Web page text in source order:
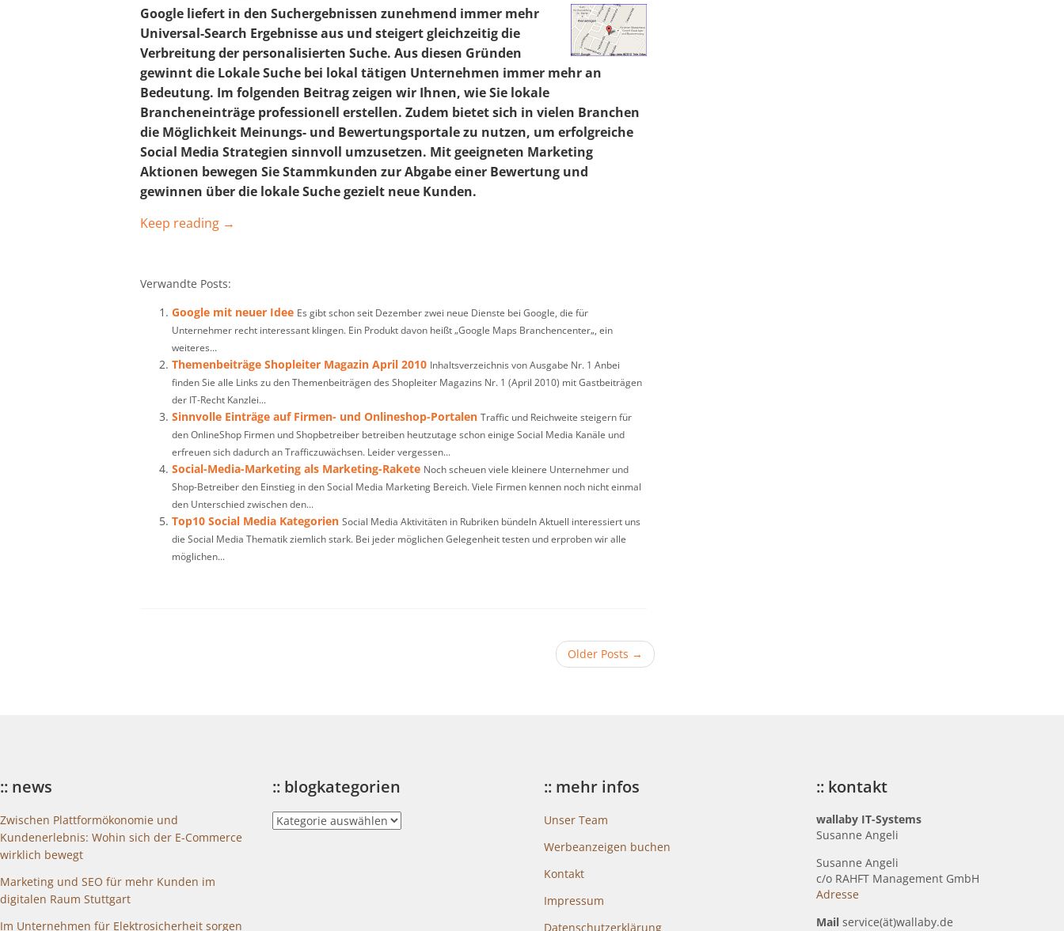
Google liefert in den Suchergebnissen zunehmend immer mehr
Universal-Search Ergebnisse aus und steigert gleichzeitig die
Verbreitung der personalisierten Suche. Aus diesen Gründen
gewinnt die Lokale Suche bei lokal tätigen Unternehmen immer mehr an
Bedeutung. Im folgenden Beitrag zeigen wir Ihnen, wie Sie lokale
Brancheneinträge professionell erstellen. Zudem bietet sich in vielen Branchen
die Möglichkeit Meinungs- und Bewertungsportale zu nutzen, um erfolgreiche
Social Media Strategien sinnvoll umzusetzen. Mit geeigneten Marketing
Aktionen bewegen Sie Stammkunden zur Abgabe einer Bewertung und
gewinnen über die lokale Suche gezielt neue Kunden.
Keep reading →
Verwandte Posts:
Google mit neuer Idee Es gibt schon seit Dezember zwei neue Dienste bei Google, die für
Unternehmer recht interessant klingen. Ein Produkt davon heißt „Google Maps Branchencenter„, ein
weiteres...
Themenbeiträge Shopleiter Magazin April 2010 Inhaltsverzeichnis von Ausgabe Nr. 1 Anbei
finden Sie alle Links zu den Themenbeiträgen des Shopleiter Magazins Nr. 1 (April 2010) mit Gastbeiträgen
der IT-Recht Kanzlei...
Sinnvolle Einträge auf Firmen- und Onlineshop-Portalen Traffic und Reichweite steigern für
den OnlineShop Firmen und Shopbetreiber betreiben heutzutage schon einige Social Media Kanäle und
erfreuen sich dadurch an Trafficzuwächsen. Leider vergessen...
Social-Media-Marketing als Marketing-Rakete Noch scheuen viele kleinere Unternehmer und
Shop-Betreiber den Einstieg in den Social Media Marketing Bereich. Viele Firmen kennen noch nicht einmal
den Unterschied zwischen den...
Top10 Social Media Kategorien Social Media Aktivitäten in Rubriken bündeln Aktuell interessiert uns
die Social Media Thematik ziemlich stark. Bei jeder möglichen Gelegenheit testen und erproben wir alle
möglichen...
Older Posts →
:: news
Zwischen Plattformökonomie und
Kundenerlebnis: Wohin sich der E-Commerce
wirklich bewegt
Marketing und SEO für mehr Kunden im
digitalen Raum Stuttgart
Im Unternehmen für Elektrosicherheit sorgen
:: blogkategorien
::
blogkategorien
:: mehr infos
Unser Team
Werbeanzeigen buchen
Kontakt
Impressum
Datenschutzerklärung
:: kontakt
wallaby IT-Systems
Susanne Angeli
Susanne Angeli
c/o RAHFT Management GmbH
Adresse
Mailservice(ät)wallaby.de